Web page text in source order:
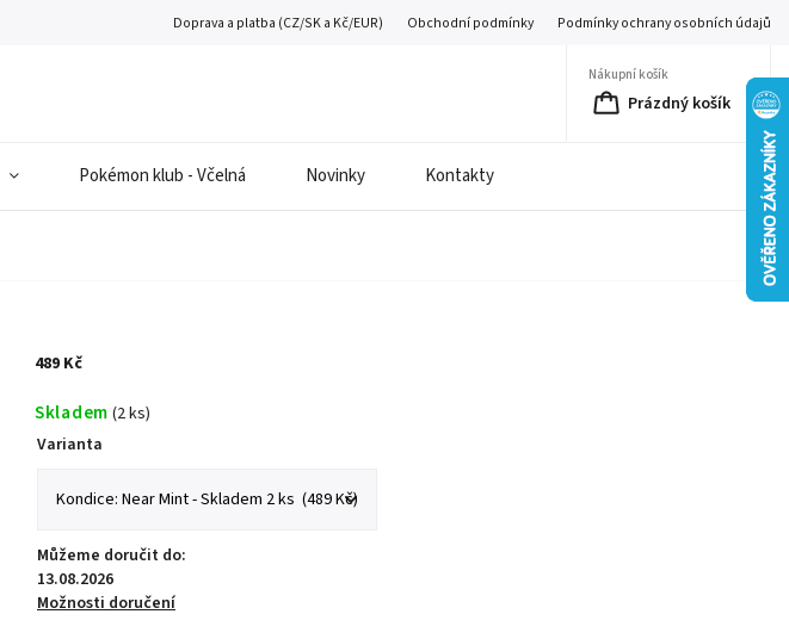
Doprava a platba (CZ/SK a Kč/EUR) Obchodní podmínky Podmínky ochrany osobních údajů
Nákupní košík
Prázdný košík
Pokémon klub - Včelná Novinky Kontakty
489 Kč
Skladem (2 ks)
Varianta
Můžeme doručit do:
13.08.2026
Možnosti doručení